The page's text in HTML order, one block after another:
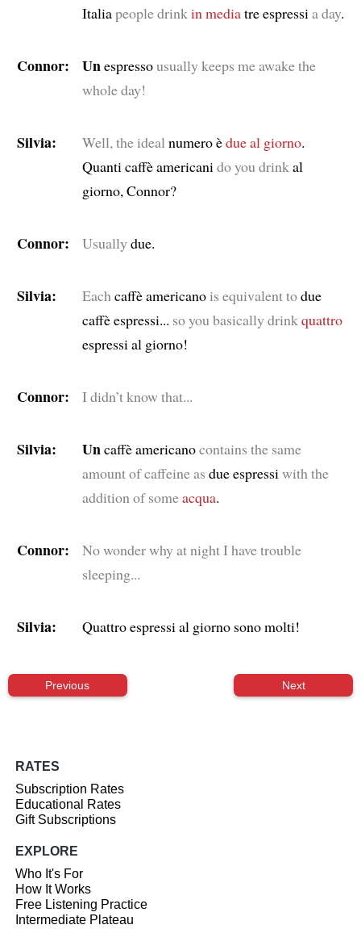
Italiapeople drinkin mediatre espressia day.
Connor: Unespressousually keeps me awake the
whole day!
Silvia: Well, the ideal numero èdueal giorno.
Quanti caffè americanido you drinkal
giorno, Connor?
Connor: Usuallydue.
Silvia: Eachcaffè americanois equivalent todue
caffè espressi... so you basically drinkquattro
espressi al giorno!
Connor: I didn’t know that...
Silvia: Uncaffè americanocontains the same
amount of caffeine as due espressiwith the
addition of someacqua.
Connor:
No wonder why at night I have trouble
sleeping...
Silvia: Quattro espressi al giorno sono molti!
Previous Next
RATES
Subscription Rates
Educational Rates
Gift Subscriptions
EXPLORE
Who It's For
How It Works
Free Listening Practice
Intermediate Plateau